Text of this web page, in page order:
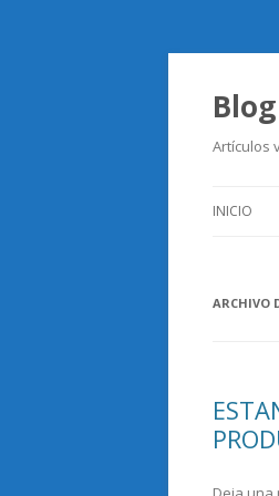
Artículos
INICIO
ARCHIVO